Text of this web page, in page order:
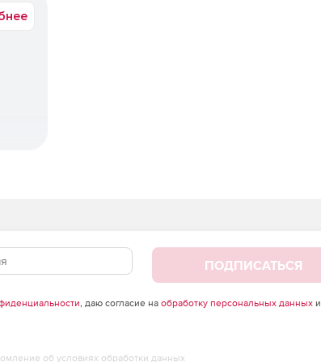
ПОДПИСАТЬСЯ
, даю согласие на обработку персональных данныхи
об условиях обработки данных